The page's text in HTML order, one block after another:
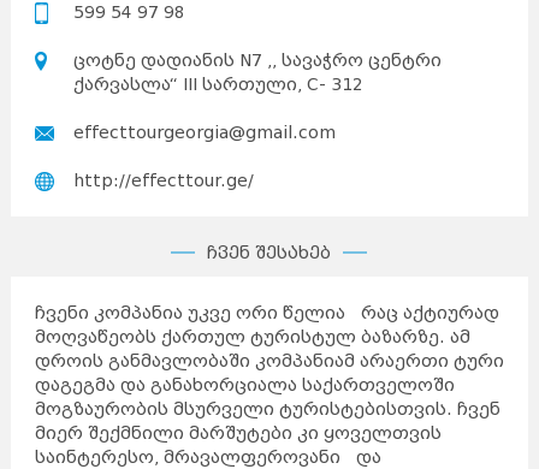
599 54 97 98
ცოტნე დადიანის N7 ,, სავაჭრო ცენტრი
ქარვასლა“ III სართული, C- 312
effecttourgeorgia@gmail.com
http://effecttour.ge/
ჩვენ შესახებ
ჩვენი კომპანია უკვე ორი წელია რაც აქტიურად
მოღვაწეობს ქართულ ტურისტულ ბაზარზე. ამ
დროის განმავლობაში კომპანიამ არაერთი ტური
დაგეგმა და განახორციალა საქართველოში
მოგზაურობის მსურველი ტურისტებისთვის. ჩვენ
მიერ შექმნილი მარშუტები კი ყოველთვის
საინტერესო, მრავალფეროვანი და